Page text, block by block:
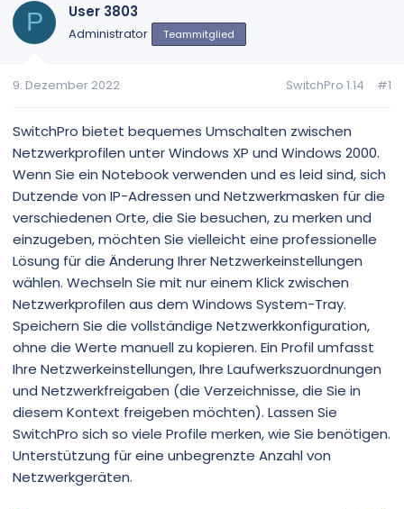
P User 3803
Administrator Teammitglied
9. Dezember 2022 SwitchPro 1.14 #1
SwitchPro bietet bequemes Umschalten zwischen
Netzwerkprofilen unter Windows XP und Windows 2000.
Wenn Sie ein Notebook verwenden und es leid sind, sich
Dutzende von IP-Adressen und Netzwerkmasken für die
verschiedenen Orte, die Sie besuchen, zu merken und
einzugeben, möchten Sie vielleicht eine professionelle
Lösung für die Änderung Ihrer Netzwerkeinstellungen
wählen. Wechseln Sie mit nur einem Klick zwischen
Netzwerkprofilen aus dem Windows System-Tray.
Speichern Sie die vollständige Netzwerkkonfiguration,
ohne die Werte manuell zu kopieren. Ein Profil umfasst
Ihre Netzwerkeinstellungen, Ihre Laufwerkszuordnungen
und Netzwerkfreigaben (die Verzeichnisse, die Sie in
diesem Kontext freigeben möchten). Lassen Sie
SwitchPro sich so viele Profile merken, wie Sie benötigen.
Unterstützung für eine unbegrenzte Anzahl von
Netzwerkgeräten.